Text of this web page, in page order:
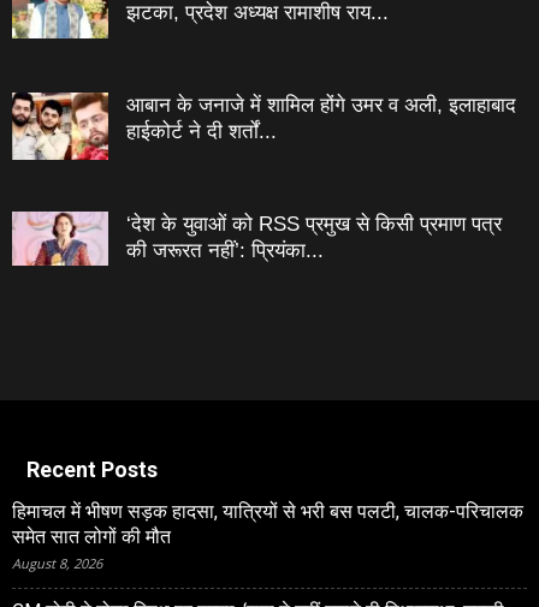
झटका, प्रदेश अध्यक्ष रामाशीष राय...
आबान के जनाजे में शामिल होंगे उमर व अली, इलाहाबाद
हाईकोर्ट ने दी शर्तों...
‘देश के युवाओं को RSS प्रमुख से किसी प्रमाण पत्र
की जरूरत नहीं’: प्रियंका...
Recent Posts
हिमाचल में भीषण सड़क हादसा, यात्रियों से भरी बस पलटी, चालक-परिचालक
समेत सात लोगों की मौत
August 8, 2026